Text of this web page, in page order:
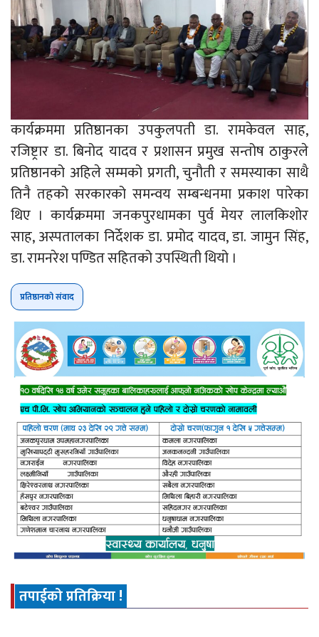
कार्यक्रममा प्रतिष्ठानका उपकुलपती डा. रामकेवल साह,
रजिष्ट्रार डा. बिनोद यादव र प्रशासन प्रमुख सन्तोष ठाकुरले
प्रतिष्ठानको अहिले सम्मको प्रगती, चुनौती र समस्याका साथै
तिनै तहको सरकारको समन्वय सम्बन्धनमा प्रकाश पारेका
थिए । कार्यक्रममा जनकपुरधामका पुर्व मेयर लालकिशोर
साह, अस्पतालका निर्देशक डा. प्रमोद यादव, डा. जामुन सिंह,
डा. रामनरेश पण्डित सहितको उपस्थिती थियो ।
प्रतिष्ठानको संवाद
तपाईको प्रतिक्रिया !